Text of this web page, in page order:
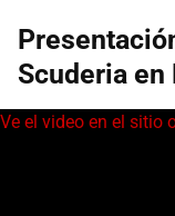
Scuderia en
Ve el video en el sitio